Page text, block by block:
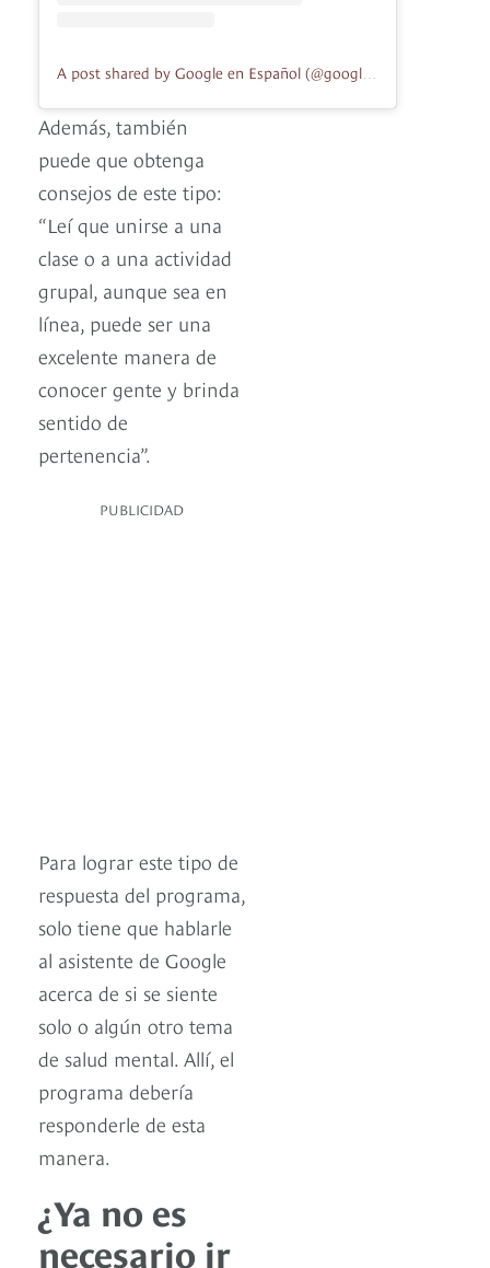
Además, también
puede que obtenga
consejos de este tipo:
“Leí que unirse a una
clase o a una actividad
grupal, aunque sea en
línea, puede ser una
excelente manera de
conocer gente y brinda
sentido de
pertenencia”.
PUBLICIDAD
Para lograr este tipo de
respuesta del programa,
solo tiene que hablarle
al asistente de Google
acerca de si se siente
solo o algún otro tema
de salud mental. Allí, el
programa debería
responderle de esta
manera.
¿Ya no es
necesario ir